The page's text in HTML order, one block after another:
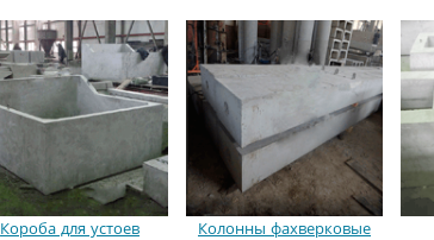
Короба для устоев
Колонны фахверковые